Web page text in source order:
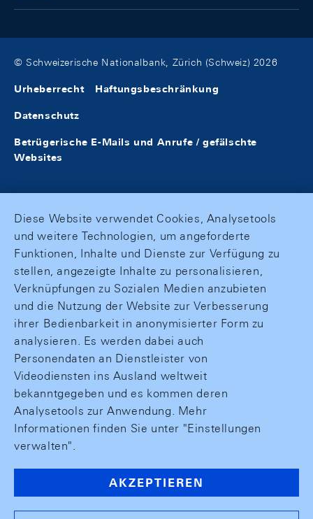
© Schweizerische Nationalbank, Zürich (Schweiz) 2026
Urheberrecht Haftungsbeschränkung
Datenschutz
Betrügerische E-Mails und Anrufe / gefälschte
Websites
Diese Website verwendet Cookies, Analysetools
und weitere Technologien, um angeforderte
Funktionen, Inhalte und Dienste zur Verfügung zu
stellen, angezeigte Inhalte zu personalisieren,
Verknüpfungen zu Sozialen Medien anzubieten
und die Nutzung der Website zur Verbesserung
ihrer Bedienbarkeit in anonymisierter Form zu
analysieren. Es werden dabei auch
Personendaten an Dienstleister von
Videodiensten ins Ausland weltweit
bekanntgegeben und es kommen deren
Analysetools zur Anwendung. Mehr
Informationen finden Sie unter "Einstellungen
verwalten".
AKZEPTIEREN